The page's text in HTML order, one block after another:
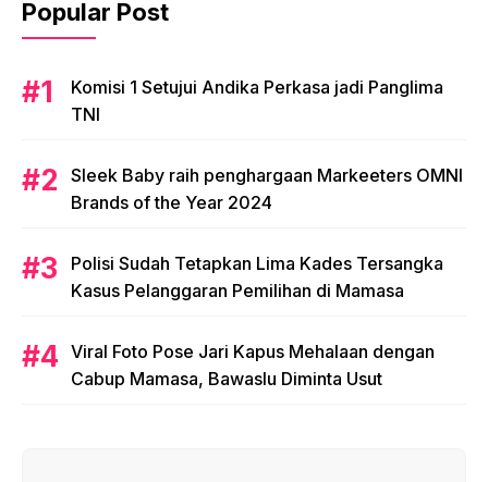
Popular Post
Komisi 1 Setujui Andika Perkasa jadi Panglima
TNI
Sleek Baby raih penghargaan Markeeters OMNI
Brands of the Year 2024
Polisi Sudah Tetapkan Lima Kades Tersangka
Kasus Pelanggaran Pemilihan di Mamasa
Viral Foto Pose Jari Kapus Mehalaan dengan
Cabup Mamasa, Bawaslu Diminta Usut